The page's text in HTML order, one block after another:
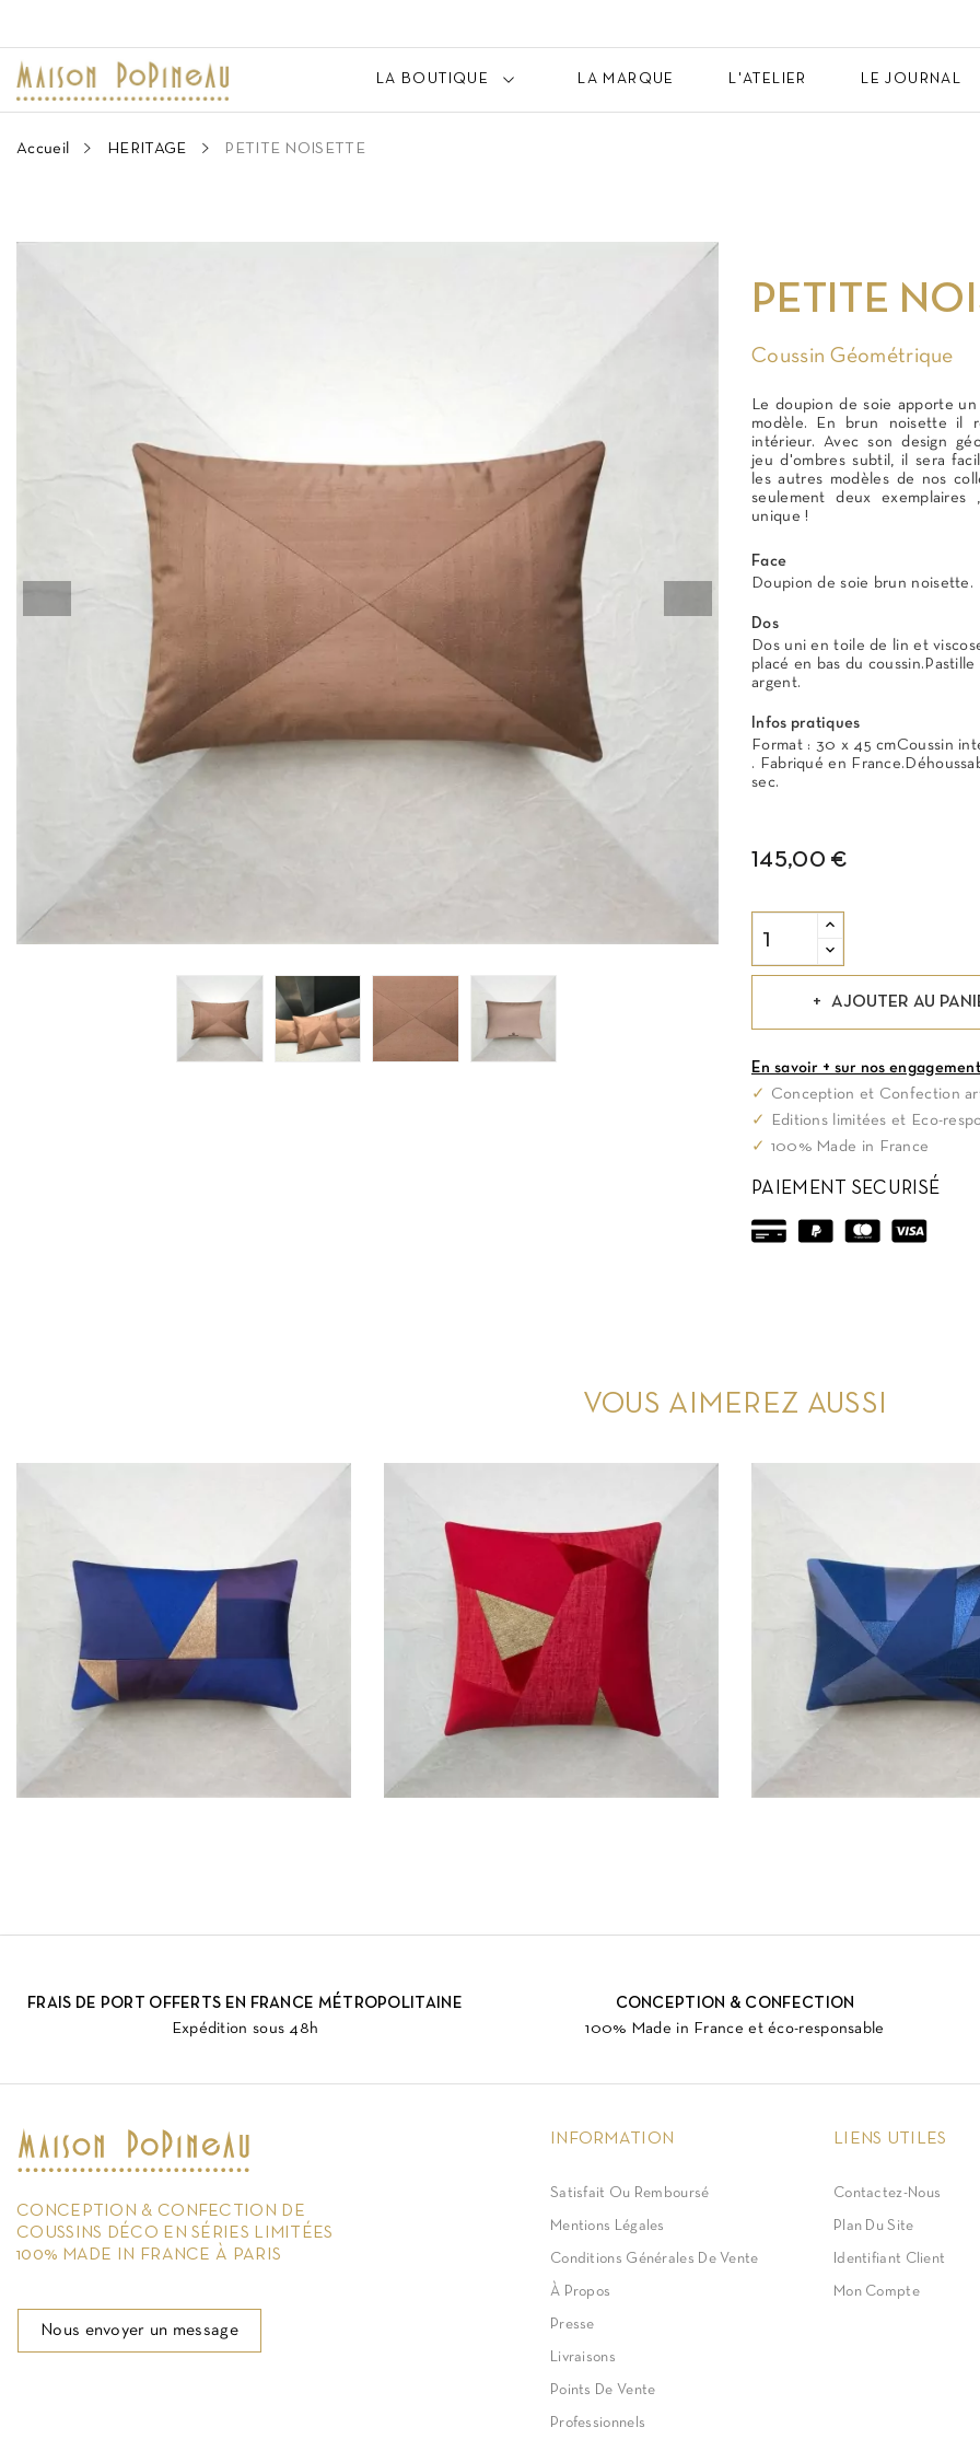
LA BOUTIQUE LA MARQUE L'ATELIER LE JOURNAL
Accueil HERITAGE PETITE NOISETTE
PETITE
Coussin Géométrique
Le doupion de soie apporte
modèle. En brun noisette il
intérieur. Avec son design
jeu d'ombres subtil, il sera
les autres modèles de nos
seulement deux
unique !
Face
Doupion de soie brun noisette.
Dos
Dos uni en toile de lin et
placé en bas du
argent.
Infos pratiques
Format : 30 x 45 cmCoussin
. Fabriqué en
sec.
145,00 €
AJOUTER AU
En savoir + sur nos
✓
Conception et Confection
✓
Editions limitées et Eco-
✓ 100% Made in France
PAIEMENT SECURISÉ
VOUS AIMEREZ AUSSI
FRAIS DE PORT OFFERTS EN FRANCE MÉTROPOLITAINE
Expédition sous 48h
CONCEPTION & CONFECTION
100% Made in France et éco-responsable
CONCEPTION & CONFECTION DE
COUSSINS DÉCO EN SÉRIES LIMITÉES
100% MADE IN FRANCE À PARIS
Nous envoyer un message
INFORMATION
Satisfait Ou Remboursé
Mentions Légales
Conditions Générales De Vente
À Propos
Presse
Livraisons
Points De Vente
Professionnels
LIENS UTILES
Contactez-Nous
Plan Du Site
Identifiant Client
Mon Compte